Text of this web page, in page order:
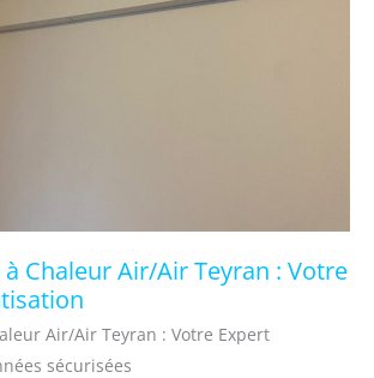
à Chaleur Air/Air Teyran : Votre
Air/Air Teyran : Votre Expert
sécurisées